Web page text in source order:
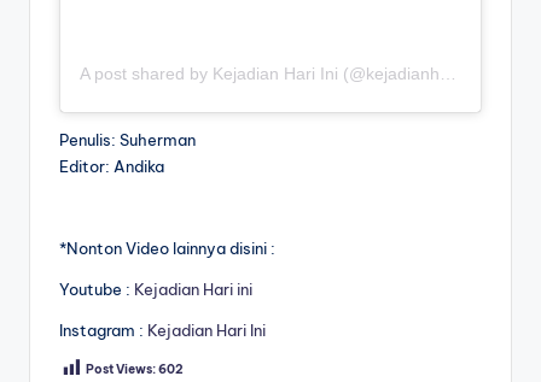
Penulis: Suherman
Editor: Andika
*Nonton Video lainnya disini :
Youtube : Kejadian Hari ini
Instagram : Kejadian Hari Ini
Post Views:602